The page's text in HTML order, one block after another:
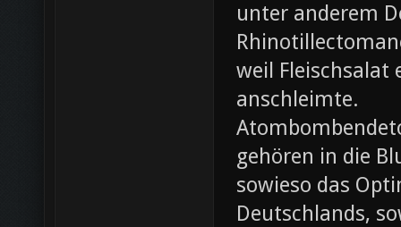
unter anderem
weil Fleischsalat
anschleimte.
gehören in die
sowieso das
Deutschlands,